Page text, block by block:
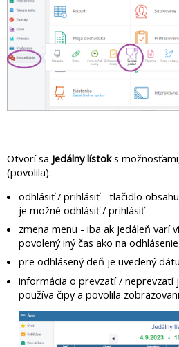
Otvorí sa Jedálny lístoks
(povolila):
odhlásiť / prihlásiť - tlačidlo
je možné odhlásiť / prihlásiť
zmena menu - iba ak jedáleň varí
povolený iný čas ako na
pre odhlásený deň je uvedený
informácia o prevzatí / neprevzatí
používa čipy a povolila